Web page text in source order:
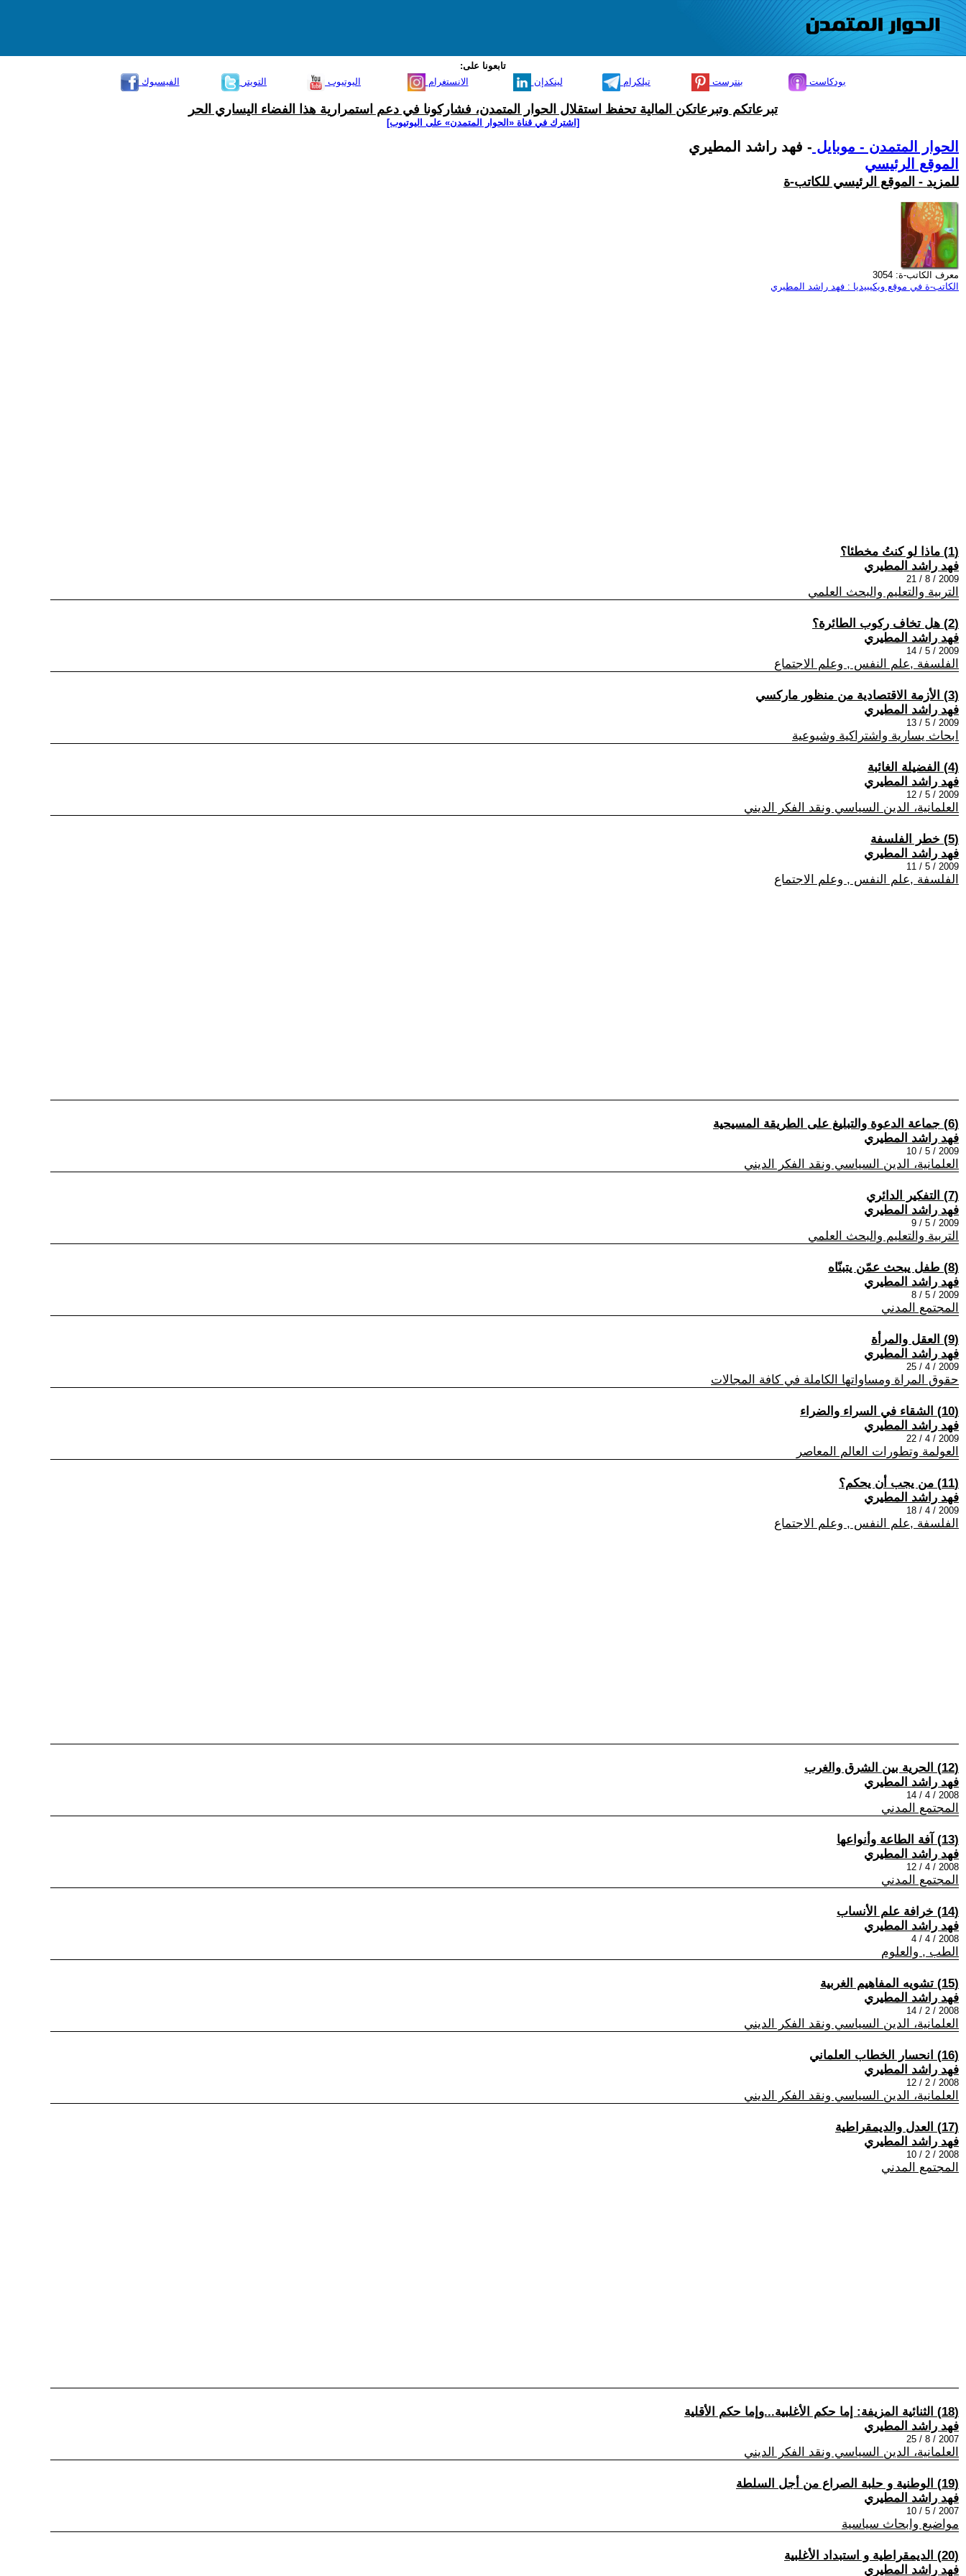
تابعونا على:
الفيسبوك
التويتر اليوتيوب الانستغرام لينكدإن تيلكرام بنترست بودكاست
تبرعاتكم وتبرعاتكن المالية تحفظ استقلال الحوار المتمدن، فشاركونا في دعم استمرارية هذا الفضاء اليساري الحر
[اشترك في قناة ‫«الحوار المتمدن» على اليوتيوب]
الحوار المتمدن - موبايل - فهد راشد المطيري
الموقع الرئيسي
للمزيد - الموقع الرئيسي للكاتب-ة
معرف الكاتب-ة: 3054
الكاتب-ة في موقع ويكيبيديا : فهد راشد المطيري
(1) ماذا لو كنتُ مخطئا؟
فهد راشد المطيري
2009 / 8 / 21
التربية والتعليم والبحث العلمي
(2) هل تخاف ركوب الطائرة؟
فهد راشد المطيري
2009 / 5 / 14
الفلسفة ,علم النفس , وعلم الاجتماع
(3) الأزمة الاقتصادية من منظور ماركسي
فهد راشد المطيري
2009 / 5 / 13
ابحاث يسارية واشتراكية وشيوعية
(4) الفضيلة الغائبة
فهد راشد المطيري
2009 / 5 / 12
العلمانية، الدين السياسي ونقد الفكر الديني
(5) خطر الفلسفة
فهد راشد المطيري
2009 / 5 / 11
الفلسفة ,علم النفس , وعلم الاجتماع
(6) جماعة الدعوة والتبليغ على الطريقة المسيحية
فهد راشد المطيري
2009 / 5 / 10
العلمانية، الدين السياسي ونقد الفكر الديني
(7) التفكير الدائري
فهد راشد المطيري
2009 / 5 / 9
التربية والتعليم والبحث العلمي
(8) طفل يبحث عمّن يتبنّاه
فهد راشد المطيري
2009 / 5 / 8
المجتمع المدني
(9) العقل والمرأة
فهد راشد المطيري
2009 / 4 / 25
حقوق المراة ومساواتها الكاملة في كافة المجالات
(10) الشقاء في السراء والضراء
فهد راشد المطيري
2009 / 4 / 22
العولمة وتطورات العالم المعاصر
(11) من يجب أن يحكم؟
فهد راشد المطيري
2009 / 4 / 18
الفلسفة ,علم النفس , وعلم الاجتماع
(12) الحرية بين الشرق والغرب
فهد راشد المطيري
2008 / 4 / 14
المجتمع المدني
(13) آفة الطاعة وأنواعها
فهد راشد المطيري
2008 / 4 / 12
المجتمع المدني
(14) خرافة علم الأنساب
فهد راشد المطيري
2008 / 4 / 4
الطب , والعلوم
(15) تشويه المفاهيم الغربية
فهد راشد المطيري
2008 / 2 / 14
العلمانية، الدين السياسي ونقد الفكر الديني
(16) انحسار الخطاب العلماني
فهد راشد المطيري
2008 / 2 / 12
العلمانية، الدين السياسي ونقد الفكر الديني
(17) العدل والديمقراطية
فهد راشد المطيري
2008 / 2 / 10
المجتمع المدني
(18) الثنائية المزيفة: إما حكم الأغلبية...وإما حكم الأقلية
فهد راشد المطيري
2007 / 8 / 25
العلمانية، الدين السياسي ونقد الفكر الديني
(19) الوطنية و حلبة الصراع من أجل السلطة
فهد راشد المطيري
2007 / 5 / 10
مواضيع وابحاث سياسية
(20) الديمقراطية و استبداد الأغلبية
فهد راشد المطيري